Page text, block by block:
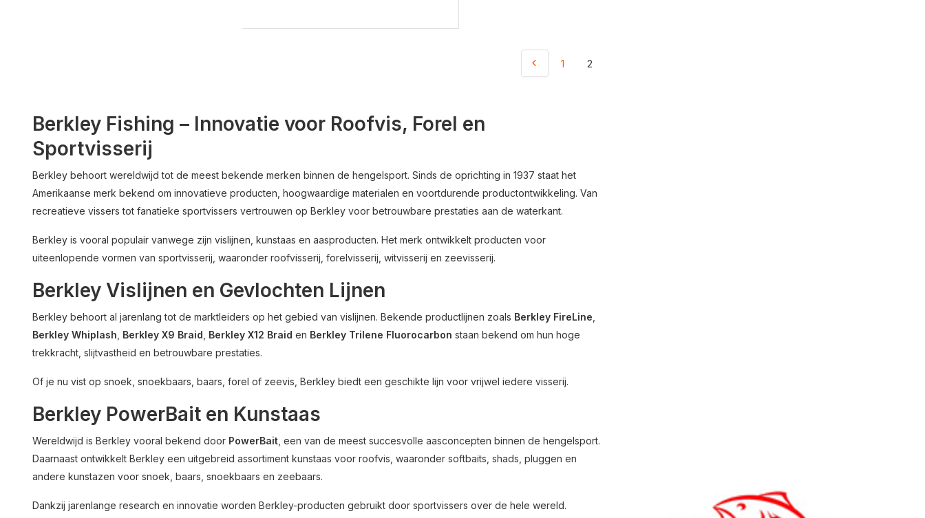
1 2
Berkley Fishing – Innovatie voor Roofvis, Forel en
Sportvisserij
Berkley behoort wereldwijd tot de meest bekende merken binnen de hengelsport. Sinds de oprichting in 1937 staat het
Amerikaanse merk bekend om innovatieve producten, hoogwaardige materialen en voortdurende productontwikkeling. Van
recreatieve vissers tot fanatieke sportvissers vertrouwen op Berkley voor betrouwbare prestaties aan de waterkant.
Berkley is vooral populair vanwege zijn vislijnen, kunstaas en aasproducten. Het merk ontwikkelt producten voor
uiteenlopende vormen van sportvisserij, waaronder roofvisserij, forelvisserij, witvisserij en zeevisserij.
Berkley Vislijnen en Gevlochten Lijnen
Berkley behoort al jarenlang tot de marktleiders op het gebied van vislijnen. Bekende productlijnen zoals Berkley FireLine
Berkley Whiplash Berkley X9 Braid Berkley X12 Braid en Berkley Trilene Fluorocarbon staan bekend om hun hoge
trekkracht, slijtvastheid en betrouwbare prestaties.
Of je nu vist op snoek, snoekbaars, baars, forel of zeevis, Berkley biedt een geschikte lijn voor vrijwel iedere visserij.
Berkley PowerBait en Kunstaas
Wereldwijd is Berkley vooral bekend door PowerBait , een van de meest succesvolle aasconcepten binnen de hengelsport.
Daarnaast ontwikkelt Berkley een uitgebreid assortiment kunstaas voor roofvis, waaronder softbaits, shads, pluggen en
andere kunstazen voor snoek, baars, snoekbaars en zeebaars.
Dankzij jarenlange research en innovatie worden Berkley-producten gebruikt door sportvissers over de hele wereld.